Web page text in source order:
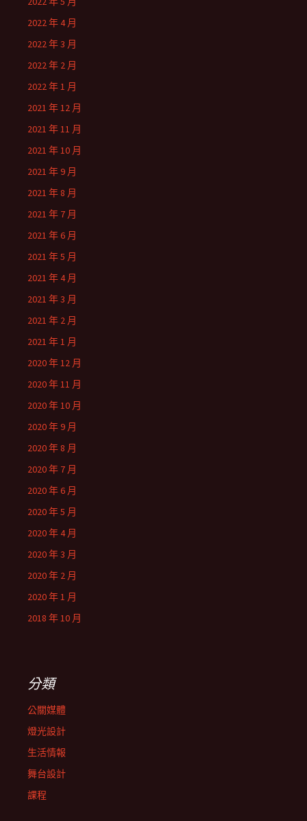
2022 年 4 月
2022 年 3 月
2022 年 2 月
2022 年 1 月
2021 年 12 月
2021 年 11 月
2021 年 10 月
2021 年 9 月
2021 年 8 月
2021 年 7 月
2021 年 6 月
2021 年 5 月
2021 年 4 月
2021 年 3 月
2021 年 2 月
2021 年 1 月
2020 年 12 月
2020 年 11 月
2020 年 10 月
2020 年 9 月
2020 年 8 月
2020 年 7 月
2020 年 6 月
2020 年 5 月
2020 年 4 月
2020 年 3 月
2020 年 2 月
2020 年 1 月
2018 年 10 月
分類
公關媒體
燈光設計
生活情報
舞台設計
課程